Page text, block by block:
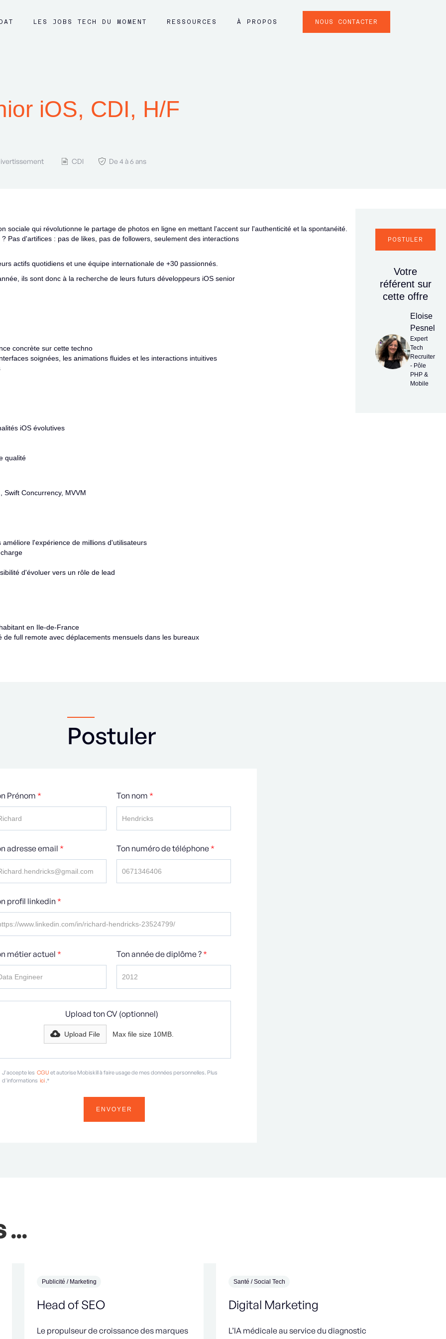
LES JOBS TECH DU MOMENT RESSOURCES À PROPOS NOUS CONTACTER
iOS, CDI, H/F
CDI De 4 à 6 ans
sociale qui révolutionne le partage de photos en ligne en mettant l'accent sur l'authenticité et la spontanéité.
Pas d'artifices : pas de likes, pas de followers, seulement des interactions
actifs quotidiens et une équipe internationale de +30 passionnés.
ils sont donc à la recherche de leurs futurs développeurs iOS senior
concrète sur cette techno
soignées, les animations fluides et les interactions intuitives
iOS évolutives
qualité
Swift Concurrency, MVVM
l'expérience de millions d'utilisateurs
d'évoluer vers un rôle de lead
en Ile-de-France
full remote avec déplacements mensuels dans les bureaux
POSTULER
Votre
référent sur
cette offre
Eloise
Pesnel
Expert
Tech
Recruiter
- Pôle
PHP &
Mobile
Postuler
Prénom * Ton nom *
adresse email * Ton numéro de téléphone*
profil linkedin *
métier actuel * Ton année de diplôme ?*
Upload ton CV (optionnel)
Upload File Max file size 10MB.
J'accepte les CGU et autorise Mobiskill à faire usage de mes données personnelles. Plus
d'informations ici .*
...
Publicité / Marketing
Head of SEO
Le propulseur de croissance des marques
Santé / Social Tech
Digital Marketing
L’IA médicale au service du diagnostic